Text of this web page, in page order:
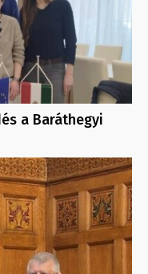
a Baráthegyi